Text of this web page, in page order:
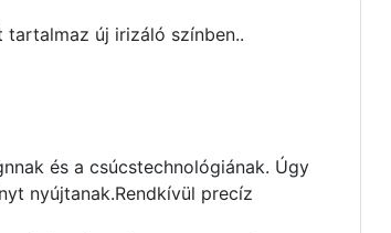
tartalmaz új irizáló színben..
és a csúcstechnológiának. Úgy
nyújtanak.Rendkívül precíz